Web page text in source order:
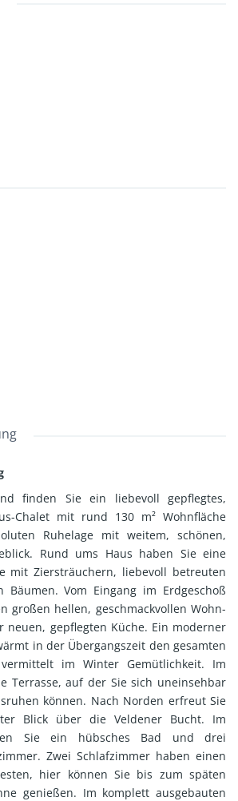
finden Sie ein liebevoll gepflegtes,
Chalet mit rund 130 m² Wohnfläche
Ruhelage mit weitem, schönen,
Rund ums Haus haben Sie eine
mit Ziersträuchern, liebevoll betreuten
Bäumen. Vom Eingang im Erdgeschoß
großen hellen, geschmackvollen Wohn-
neuen, gepflegten Küche. Ein moderner
in der Übergangszeit den gesamten
im Winter Gemütlichkeit. Im
Terrasse, auf der Sie sich uneinsehbar
können. Nach Norden erfreut Sie
Blick über die Veldener Bucht. Im
Sie ein hübsches Bad und drei
Zwei Schlafzimmer haben einen
hier können Sie bis zum späten
genießen. Im komplett ausgebauten